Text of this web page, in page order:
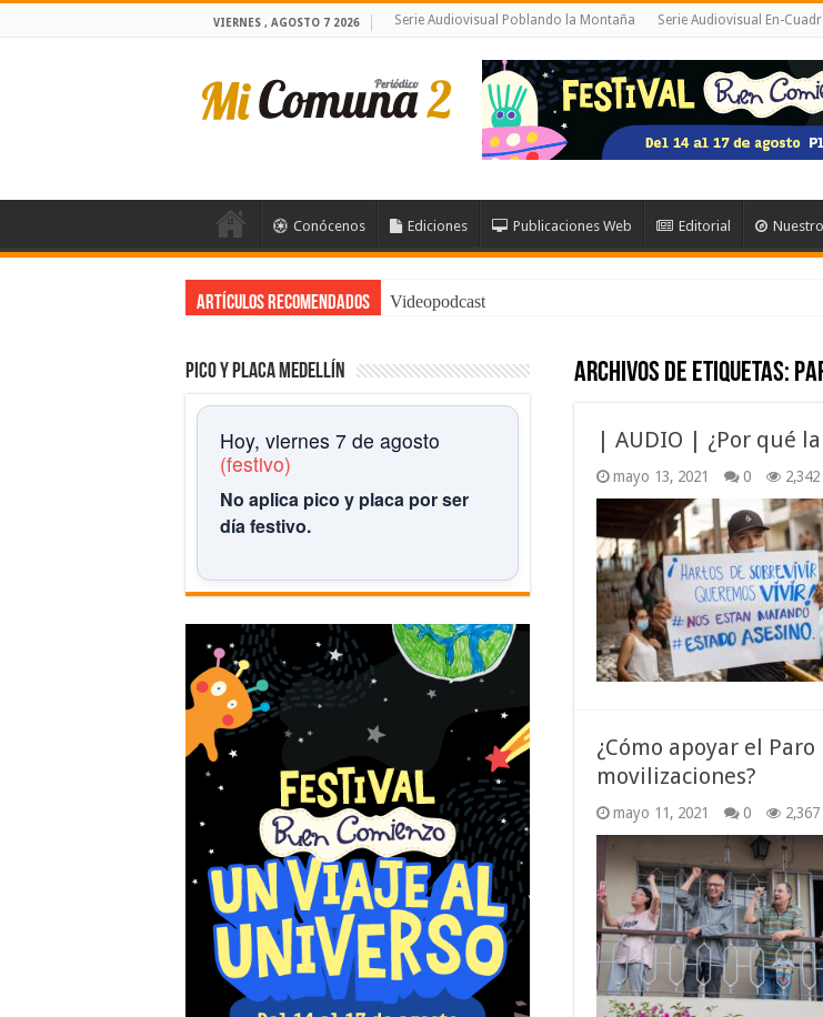
VIERNES , AGOSTO 7 2026 Serie Audiovisual Poblando la Montaña Serie Audiovisual En-
Conócenos Ediciones Publicaciones Web Editorial
Artículos Recomendados Videopodcast
Archivos de etiquetas:
| AUDIO | ¿Por qué
mayo 13, 2021 0 2,342
¿Cómo apoyar el
movilizaciones?
mayo 11, 2021 0 2,367
Pico y placa Medellín
Hoy, viernes 7 de agosto
(festivo)
No aplica pico y placa por ser
día festivo.